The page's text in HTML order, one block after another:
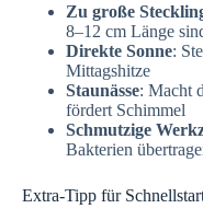
Zu große
8–12 cm Länge
Direkte Sonne:
Mittagshitze
Staunässe: Macht
fördert Schimmel
Schmutzige
Bakterien
Extra-Tipp für